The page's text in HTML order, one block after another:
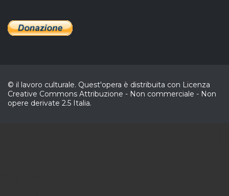
© il lavoro culturale. Quest'opera è distribuita con Licenza
Creative Commons Attribuzione - Non commerciale - Non
opere derivate 2.5 Italia.